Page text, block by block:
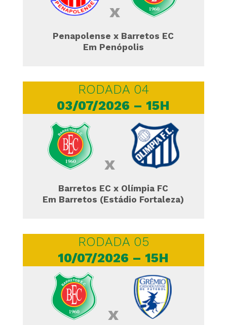
x
Penapolense x Barretos EC
Em Penópolis
RODADA 04
03/07/2026 – 15H
x
Barretos EC x Olímpia FC
Em Barretos (Estádio Fortaleza)
RODADA 05
10/07/2026 – 15H
x